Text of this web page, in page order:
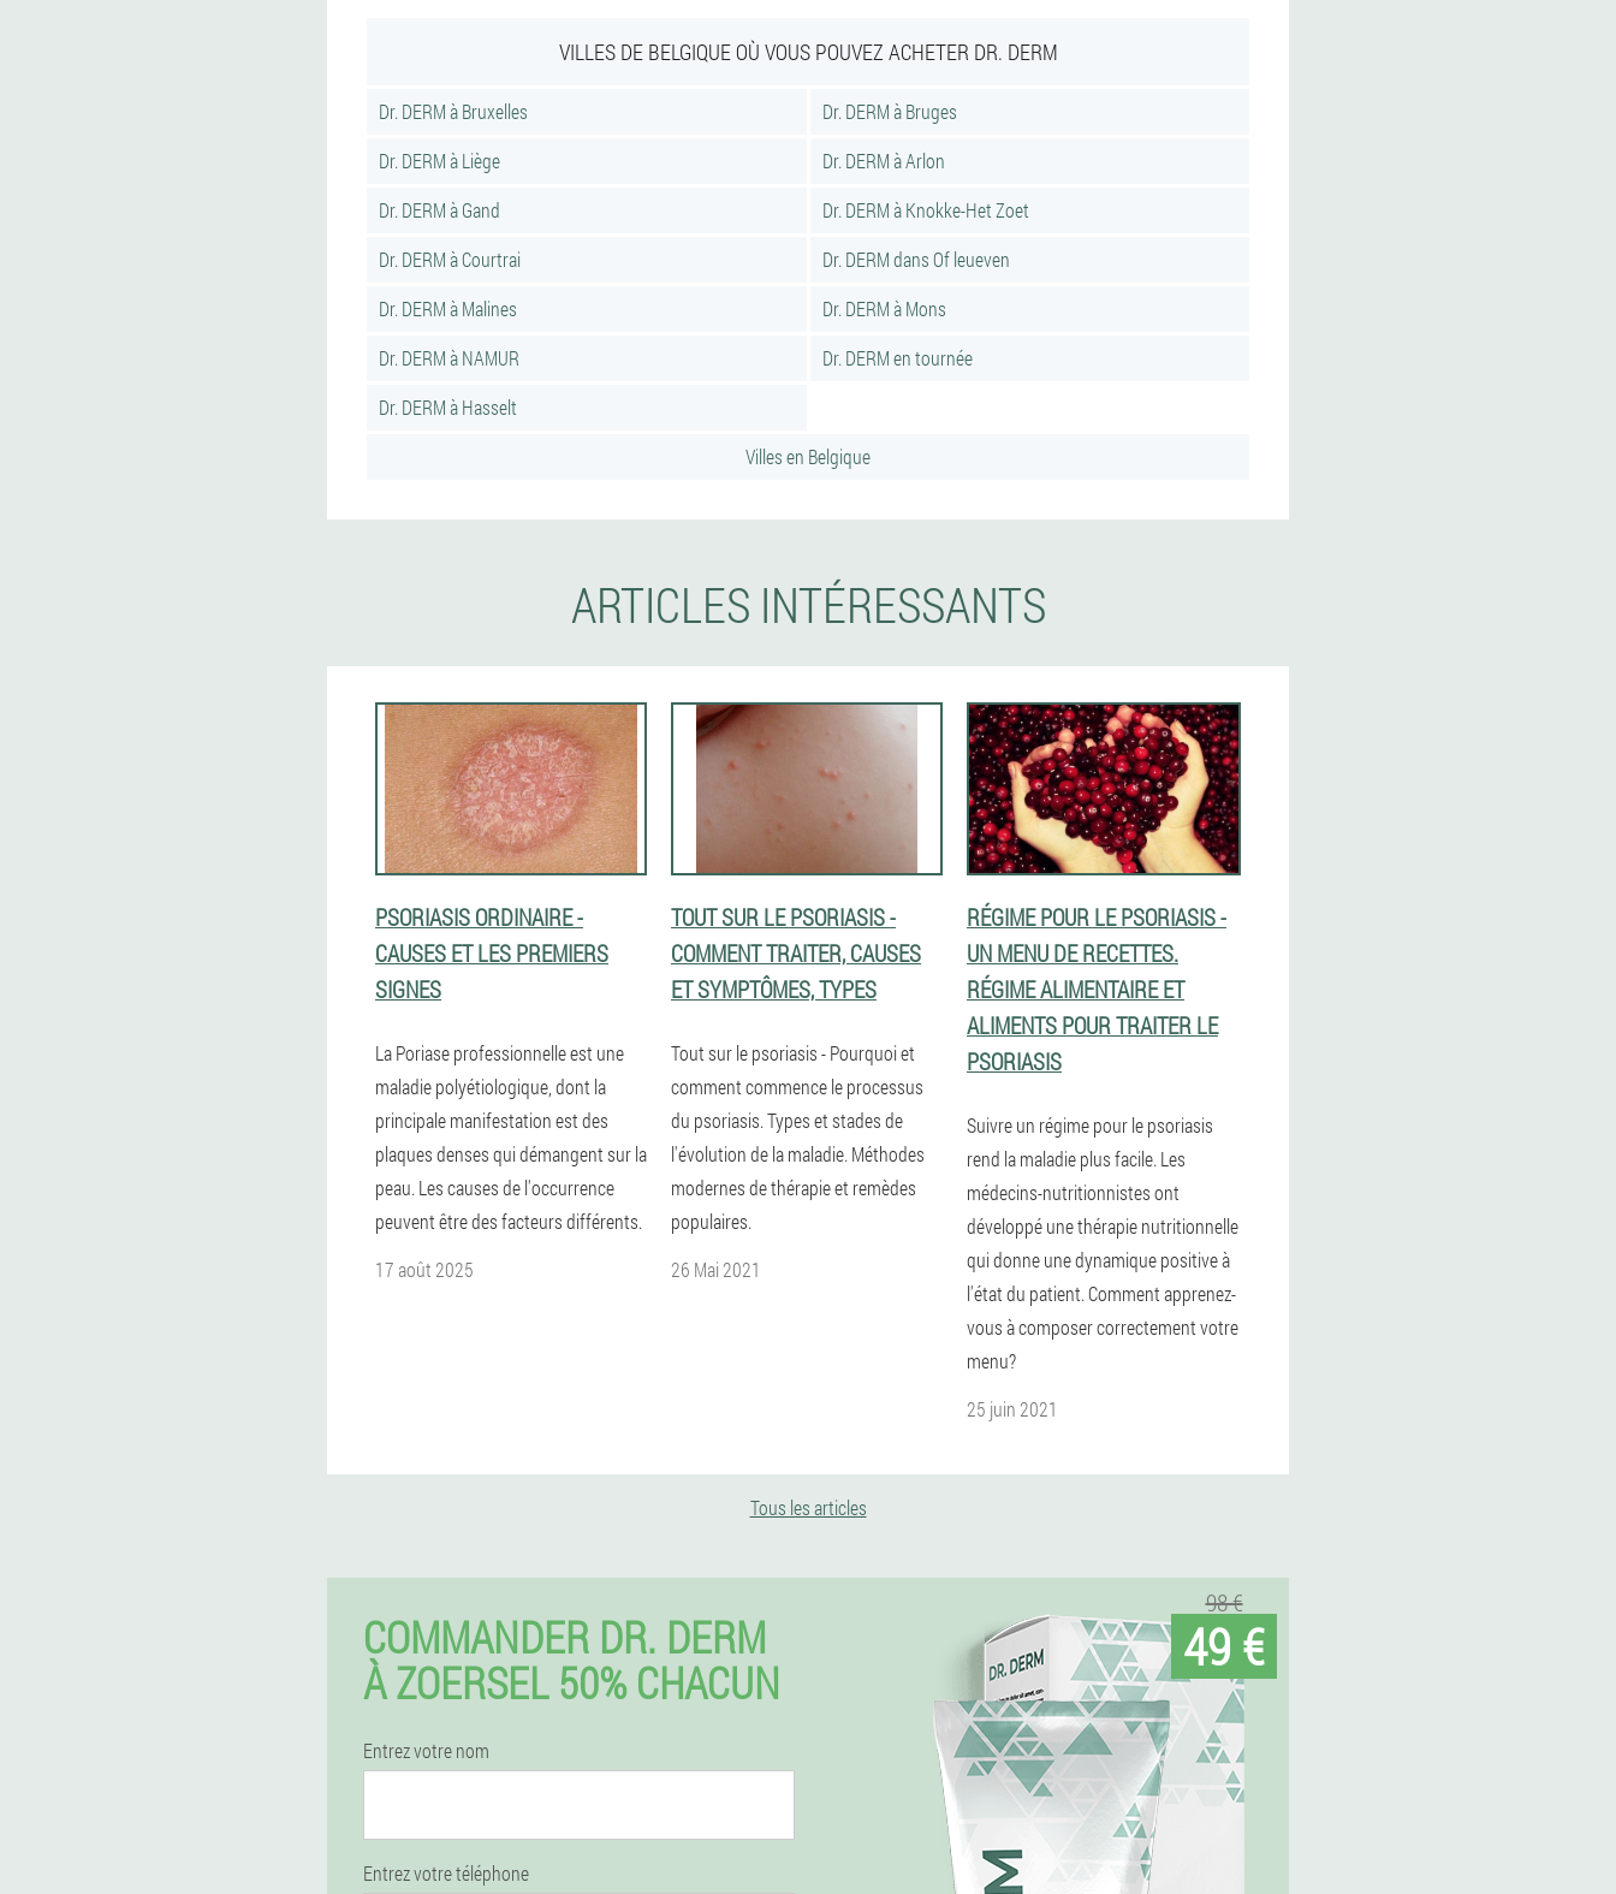
VILLES DE BELGIQUE OÙ VOUS POUVEZ ACHETER DR. DERM
Dr. DERM à Bruxelles
Dr. DERM à Bruges
Dr. DERM à Liège
Dr. DERM à Arlon
Dr. DERM à Gand
Dr. DERM à Knokke-Het Zoet
Dr. DERM à Courtrai
Dr. DERM dans Of leueven
Dr. DERM à Malines
Dr. DERM à Mons
Dr. DERM à NAMUR
Dr. DERM en tournée
Dr. DERM à Hasselt
Villes en Belgique
ARTICLES INTÉRESSANTS
PSORIASIS ORDINAIRE -
CAUSES ET LES PREMIERS
SIGNES
La Poriase professionnelle est une
maladie polyétiologique, dont la
principale manifestation est des
plaques denses qui démangent sur la
peau. Les causes de l'occurrence
peuvent être des facteurs différents.
17 août 2025
TOUT SUR LE PSORIASIS -
COMMENT TRAITER, CAUSES
ET SYMPTÔMES, TYPES
Tout sur le psoriasis - Pourquoi et
comment commence le processus
du psoriasis. Types et stades de
l'évolution de la maladie. Méthodes
modernes de thérapie et remèdes
populaires.
26 Mai 2021
RÉGIME POUR LE PSORIASIS -
UN MENU DE RECETTES.
RÉGIME ALIMENTAIRE ET
ALIMENTS POUR TRAITER LE
PSORIASIS
Suivre un régime pour le psoriasis
rend la maladie plus facile. Les
médecins-nutritionnistes ont
développé une thérapie nutritionnelle
qui donne une dynamique positive à
l'état du patient. Comment apprenez-
vous à composer correctement votre
menu?
25 juin 2021
Tous les articles
COMMANDER DR. DERM
À ZOERSEL 50% CHACUN
Entrez votre nom
Entrez votre téléphone
98 €
49 €